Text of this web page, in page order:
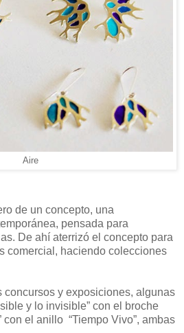
Aire
de un concepto, una
pensada para
De ahí aterrizó el concepto para
comercial, haciendo colecciones
concursos y exposiciones, algunas
y lo invisible” con el broche
con el anillo “Tiempo Vivo”, ambas